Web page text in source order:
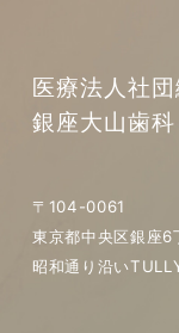
医療法人社
銀座大山歯
〒104-0061
東京都中央区銀座
昭和通り沿い